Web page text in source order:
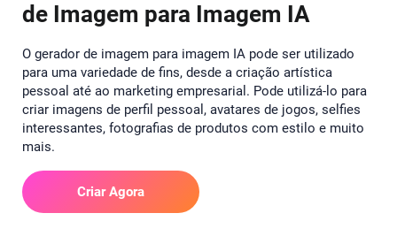
de Imagem para Imagem IA
O gerador de imagem para imagem IA pode ser utilizado
para uma variedade de fins, desde a criação artística
pessoal até ao marketing empresarial. Pode utilizá-lo para
criar imagens de perfil pessoal, avatares de jogos, selfies
interessantes, fotografias de produtos com estilo e muito
mais.
Criar Agora